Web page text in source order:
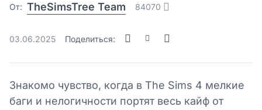
От: TheSimsTree Team 84070
03.06.2025 Поделиться:
Знакомо чувство, когда в The Sims 4 мелкие
баги и нелогичности портят весь кайф от